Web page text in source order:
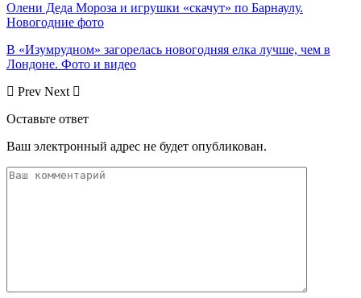
Олени Деда Мороза и игрушки «скачут» по Барнаулу.
Новогодние фото
В «Изумрудном» загорелась новогодняя елка лучше, чем в
Лондоне. Фото и видео
Prev Next
Оставьте ответ
Ваш электронный адрес не будет опубликован.